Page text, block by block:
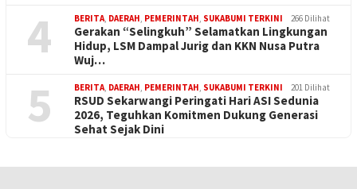
4 BERITA, DAERAH, PEMERINTAH, SUKABUMI TERKINI 266 Dilihat
Gerakan “Selingkuh” Selamatkan Lingkungan
Hidup, LSM Dampal Jurig dan KKN Nusa Putra
Wuj…
5 BERITA, DAERAH, PEMERINTAH, SUKABUMI TERKINI 201 Dilihat
RSUD Sekarwangi Peringati Hari ASI Sedunia
2026, Teguhkan Komitmen Dukung Generasi
Sehat Sejak Dini